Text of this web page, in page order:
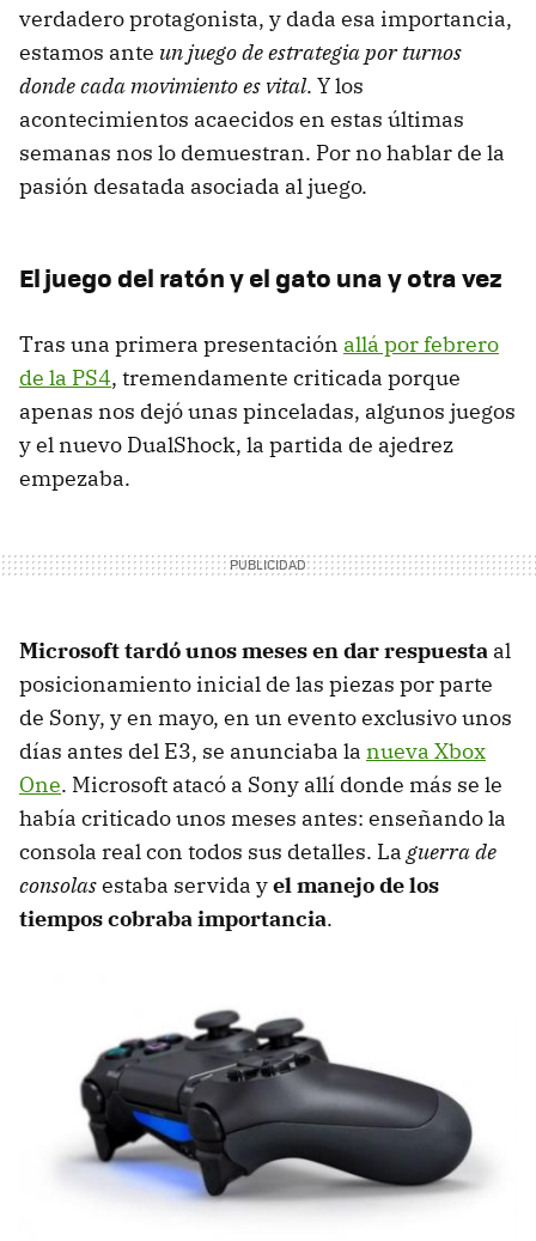
verdadero protagonista, y dada esa importancia,
estamos ante un juego de estrategia por turnos
donde cada movimiento es vital. Y los
acontecimientos acaecidos en estas últimas
semanas nos lo demuestran. Por no hablar de la
pasión desatada asociada al juego.
El juego del ratón y el gato una y otra vez
Tras una primera presentación allá por febrero
de la PS4, tremendamente criticada porque
apenas nos dejó unas pinceladas, algunos juegos
y el nuevo DualShock, la partida de ajedrez
empezaba.
Microsoft tardó unos meses en dar respuesta al
posicionamiento inicial de las piezas por parte
de Sony, y en mayo, en un evento exclusivo unos
días antes del E3, se anunciaba la nueva Xbox
One. Microsoft atacó a Sony allí donde más se le
había criticado unos meses antes: enseñando la
consola real con todos sus detalles. La guerra de
consolasestaba servida yel manejo de los
tiempos cobraba importancia.